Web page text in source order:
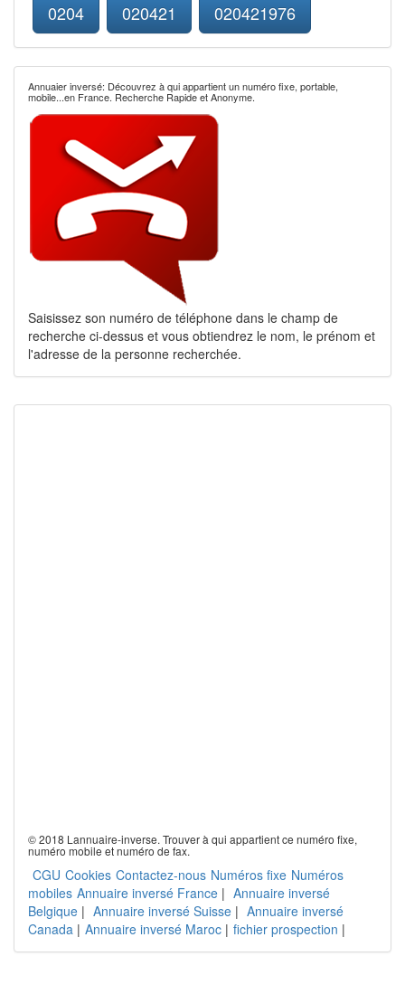
0204 020421 020421976
Annuaier inversé: Découvrez à qui appartient un numéro fixe, portable,
mobile...en France. Recherche Rapide et Anonyme.
Saisissez son numéro de téléphone dans le champ de
recherche ci-dessus et vous obtiendrez le nom, le prénom et
l'adresse de la personne recherchée.
© 2018 Lannuaire-inverse. Trouver à qui appartient ce numéro fixe,
numéro mobile et numéro de fax.
CGU Cookies Contactez-nous Numéros fixe Numéros
mobiles Annuaire inversé France | Annuaire inversé
Belgique | Annuaire inversé Suisse | Annuaire inversé
Canada | Annuaire inversé Maroc | fichier prospection |